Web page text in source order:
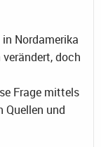
Nordamerika
doch
Frage mittels
und